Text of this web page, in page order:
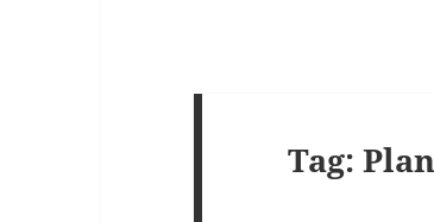
Tag: